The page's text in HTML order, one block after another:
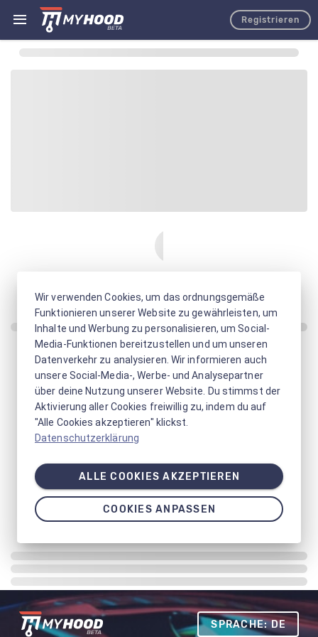
Registrieren
SPRACHE: DE
Wir verwenden Cookies, um das ordnungsgemäße
Funktionieren unserer Website zu gewährleisten, um
Inhalte und Werbung zu personalisieren, um Social-
Media-Funktionen bereitzustellen und um unseren
Datenverkehr zu analysieren. Wir informieren auch
unsere Social-Media-, Werbe- und Analysepartner
über deine Nutzung unserer Website. Du stimmst der
Aktivierung aller Cookies freiwillig zu, indem du auf
"Alle Cookies akzeptieren" klickst.
Datenschutzerklärung
ALLE COOKIES AKZEPTIEREN
COOKIES ANPASSEN